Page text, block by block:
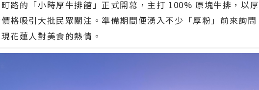
路的「小時厚牛排館」正式開幕，主打 100% 原塊牛排，以厚
格吸引大批民眾關注。準備期間便湧入不少「厚粉」前來詢問
花蓮人對美食的熱情。